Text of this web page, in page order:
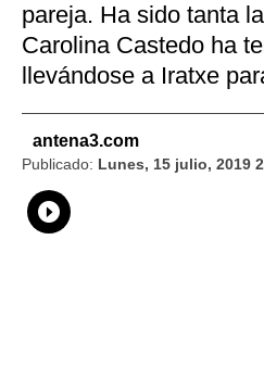
pareja. Ha sido tanta
Carolina Castedo ha
llevándose a Iratxe
antena3.com
Publicado: Lunes, 15 julio, 2019
Whatsapp
Compartir